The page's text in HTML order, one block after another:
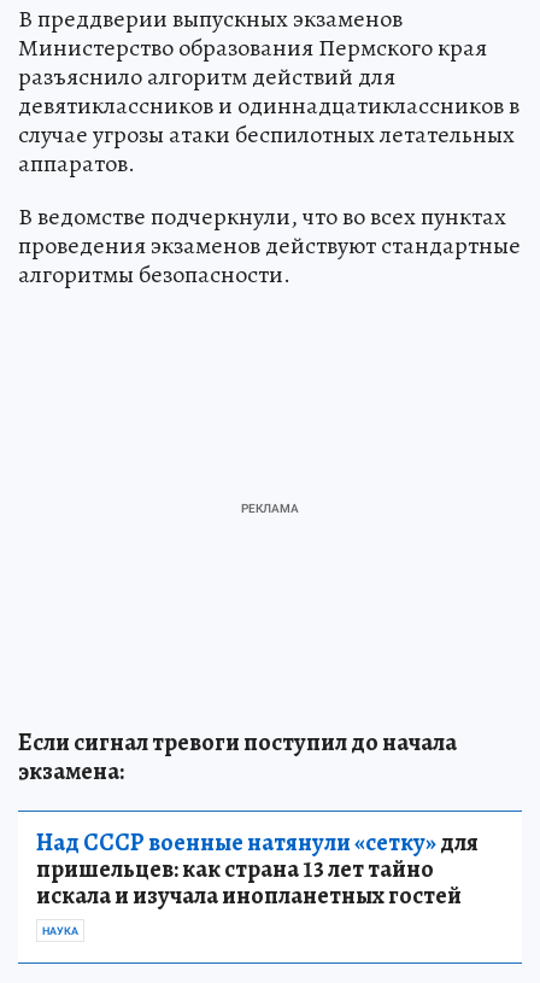
В преддверии выпускных экзаменов
Министерство образования Пермского края
разъяснило алгоритм действий для
девятиклассников и одиннадцатиклассников в
случае угрозы атаки беспилотных летательных
аппаратов.
В ведомстве подчеркнули, что во всех пунктах
проведения экзаменов действуют стандартные
алгоритмы безопасности.
Если сигнал тревоги поступил до начала
экзамена:
Над СССР военные натянули «сетку»для
пришельцев: как страна 13 лет тайно
искала и изучала инопланетных гостей
НАУКА